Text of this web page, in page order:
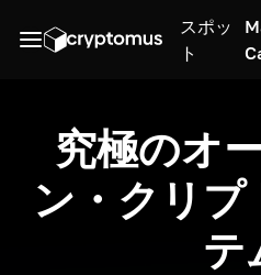
スポッ
ト
究極のオ
ン・クリプ
テ